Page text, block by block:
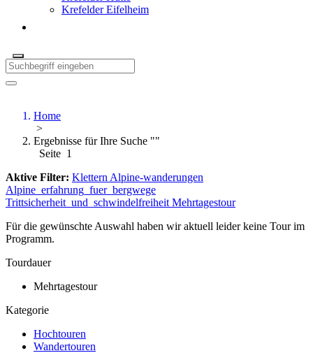
Krefelder Eifelheim
Home
>
Ergebnisse für Ihre Suche ""
Seite 1
Aktive Filter: Klettern Alpine-wanderungen
Alpine_erfahrung_fuer_bergwege
Trittsicherheit_und_schwindelfreiheit Mehrtagestour
Für die gewünschte Auswahl haben wir aktuell leider keine Tour im
Programm.
Tourdauer
Mehrtagestour
Kategorie
Hochtouren
Wandertouren